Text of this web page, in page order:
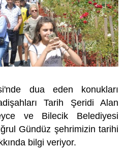
dua eden konukları
Tarih Şeridi Alan
ve Bilecik Belediyesi
Gündüz şehrimizin tarihi
bilgi veriyor.